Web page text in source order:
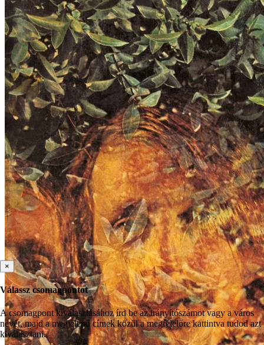
×
Válassz csomagpontot
A csomagpont kiválasztásához írd be az irányítószámot vagy a város
nevét, majd a megjelenő címek közül a megfelelőre kattintva tudod azt
kiválasztani.